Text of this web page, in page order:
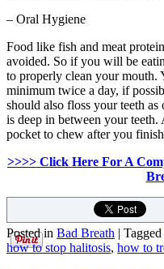
– Oral Hygiene
Food like fish and meat
avoided. So if you will be
to properly clean your mouth.
minimum twice a day, if
should also floss your teeth
is deep in between your teeth.
pocket to chew after you
>>>> Click Here For A
Posted in Bad Breath | Tagged
how to stop halitosis, how to